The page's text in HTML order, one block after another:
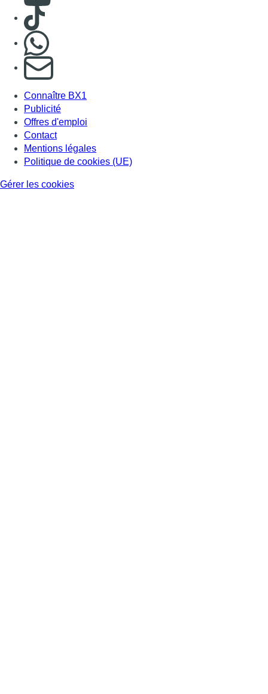
Consulter TikTok
S'abonner à notre newsletter
Connaître BX1
Publicité
Offres d'emploi
Contact
Mentions légales
Politique de cookies (UE)
Gérer les cookies